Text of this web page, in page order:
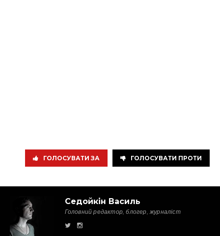
ГОЛОСУВАТИ ЗА ГОЛОСУВАТИ ПРОТИ
Седойкін Василь
Головний редактор, блогер, журналіст